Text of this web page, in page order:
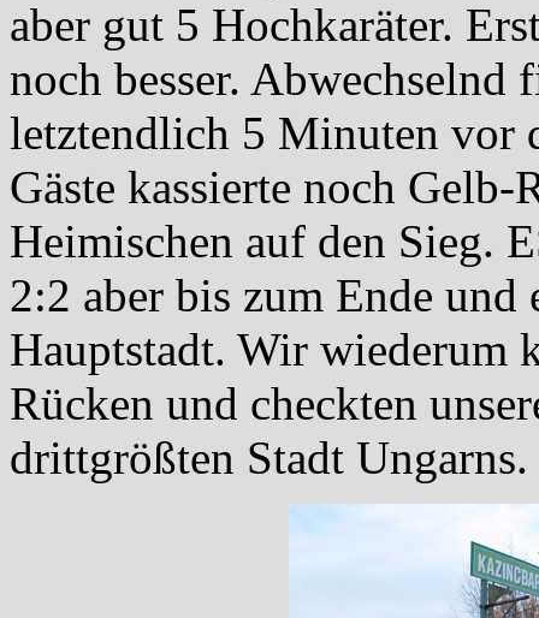
aber gut 5 Hochkaräter.
noch besser. Abwechselnd
letztendlich 5 Minuten vor
Gäste kassierte noch
Heimischen auf den Sieg.
2:2 aber bis zum Ende
Hauptstadt. Wir wiederum
Rücken und checkten
drittgrößten Stadt Ungarns.